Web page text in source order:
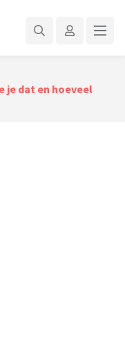
je dat en hoeveel